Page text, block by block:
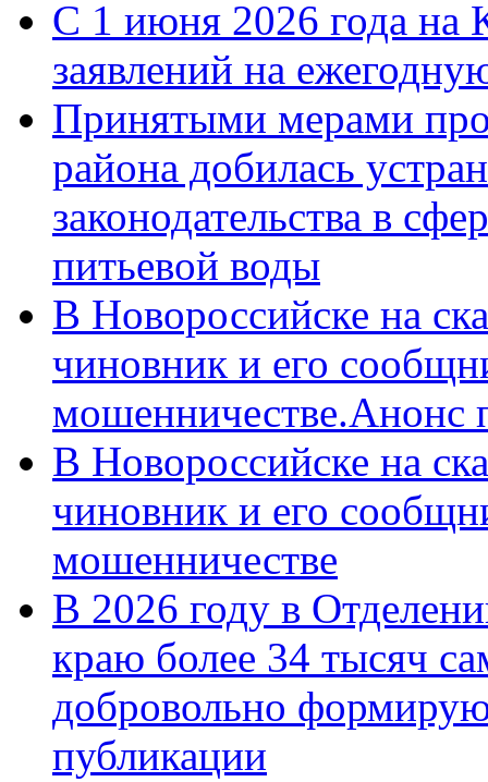
С 1 июня 2026 года на
заявлений на
Принятыми мерами
района добилась
законодательства в
питьевой воды
В Новороссийске на
чиновник и его
мошенничестве.Анонс
В Новороссийске на
чиновник и его
мошенничестве
В 2026 году в
краю более 34 тысяч
добровольно
публикации